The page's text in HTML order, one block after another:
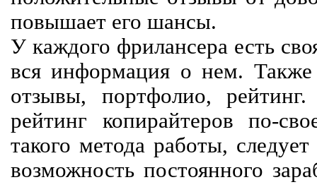
повышает его шансы.
У каждого фрилансера есть
вся информация о нем. Также
отзывы, портфолио,
рейтинг копирайтеров по-
такого метода работы,
возможность постоянного